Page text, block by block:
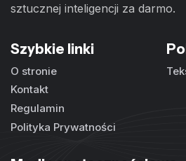
sztucznej inteligencji za darmo.
Szybkie linki
O stronie
Kontakt
Regulamin
Polityka Prywatności